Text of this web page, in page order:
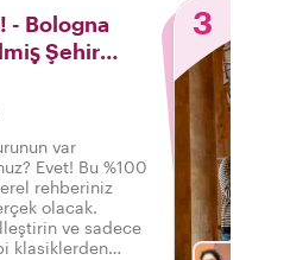
- Bologna
Şehir
var
Evet! Bu %100
rehberiniz
olacak.
ve sadece
klasiklerden
3